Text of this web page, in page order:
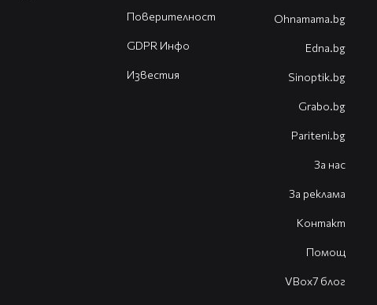
Поверителност
GDPR Инфо
Известия
Оhnamama.bg
Edna.bg
Sinoptik.bg
Grabo.bg
Pariteni.bg
За нас
За реклама
Контакт
Помощ
VBox7 блог